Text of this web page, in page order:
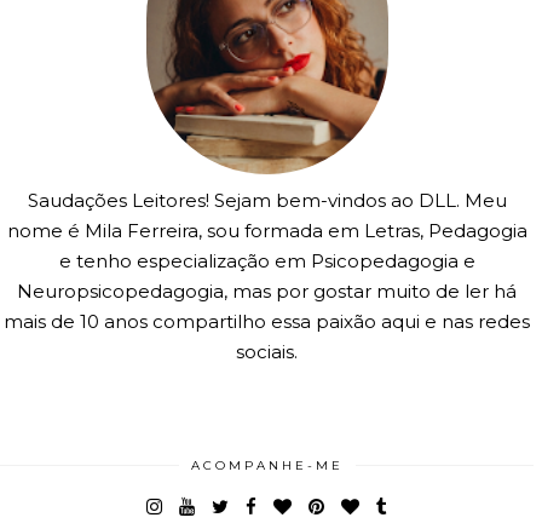
Saudações Leitores! Sejam bem-vindos ao DLL. Meu
nome é Mila Ferreira, sou formada em Letras, Pedagogia
e tenho especialização em Psicopedagogia e
Neuropsicopedagogia, mas por gostar muito de ler há
mais de 10 anos compartilho essa paixão aqui e nas redes
sociais.
ACOMPANHE-ME